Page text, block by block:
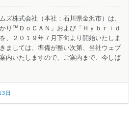
ズ株式会社（本社：石川県金沢市）は、
り™ＤｏＣＡＮ」および「Ｈｙｂｒｉｄ
、２０１９年７月下旬より開始いたしま
ましては、準備が整い次第、当社ウェブ
内いたしますので、ご案内まで、今しば
日